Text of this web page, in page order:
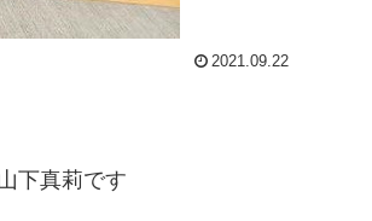
2021.09.22
下真莉です